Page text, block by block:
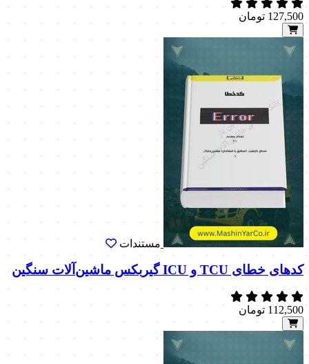
127,500 تومان
مستندات
کدهای خطای TCU و ICU گیربکس ماشین‌آلات سنگین
112,500 تومان